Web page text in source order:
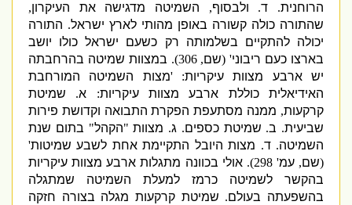
הרוחנית.ד .ולבסוף,השמיטה מדגישה את העיקרון,
שהתורה כולה קשורה באופן מהותי לארץ ישראל.התורה
יכולה להתקיים בשלמותה רק כשעם ישראל כולו יושב
בארצו כעם ריבוני' (שם, 306).
במצוות שמיטה בהרחבתה
יש ארבע מצוות עיקריות: ' מצות השמיטה המורחבת
האידיאלית כוללת ארבע מצוות עיקריות:א .שמיטת
קרקעות,ממנה מסתעפת הפקרת התבואה וקדושת פירות
שביעית.ב .שמיטת כספים.ג.מצוות"הקהל"בתום שנת
השמיטה.ד .מצות היובל התקיימת אחת לשבע שמיטות'
שם,עמ' 298).
אולי בכוונה מתגלות ארבע מצוות עיקריות
בהקשר לשמיטה כרמז למעלת השמיטה שמתגלה
בהשפעתה בעולם.שמיטת קרקעות מגלה בצורה חזקה